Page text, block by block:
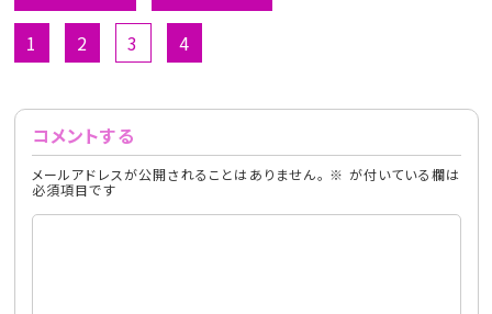
1 2 3 4
コメントする
メールアドレスが公開されることはありません。 ※ が付いている欄は
必須項目です